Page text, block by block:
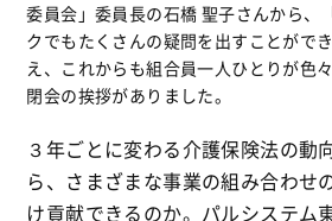
委員会」委員長の石橋 聖子さんから、
クでもたくさんの疑問を出すことがで
え、これからも組合員一人ひとりが色
閉会の挨拶がありました。
３年ごとに変わる介護保険法の動
ら、さまざまな事業の組み合わせ
け貢献できるのか。パルシステム